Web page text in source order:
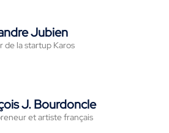
Jubien
de la startup Karos
J. Bourdoncle
et artiste français